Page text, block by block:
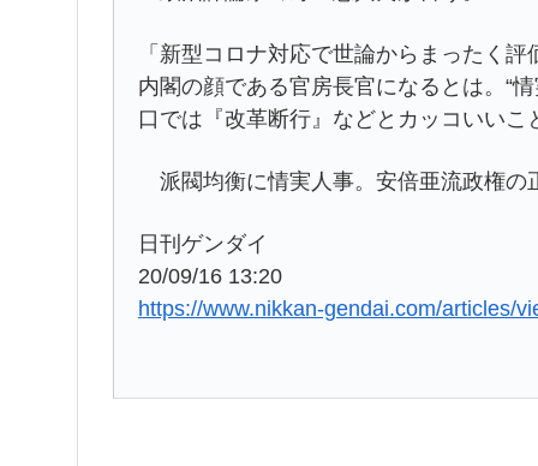
「新型コロナ対応で世論からまったく
内閣の顔である官房長官になるとは。“
口では『改革断行』などとカッコいい
派閥均衡に情実人事。安倍亜流政権の
日刊ゲンダイ
20/09/16 13:20
https://www.nikkan-gendai.com/articles/